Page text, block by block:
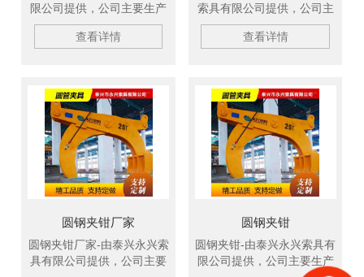
限公司提供，公司主要生产
柔性吊带、扁平吊装带、冶
金吊具、钢坯吊钩、C型吊
钢丝绳吊具、尼龙绳吊具、
起重链条成套索具、引纸
绳、注塑钢丝绳、软梯、安
全带等几大系列，欢迎新老
客户洽谈订购！
查看详情
索具有限公司提供，公司主
要生产柔性吊带、扁平吊装
带、冶金吊具、钢坯吊钩、
吊装带、钢丝绳吊具、尼龙
绳吊具、起重链条成套索
具、引纸绳、注塑钢丝绳、
软梯、安全带等几大系列，
欢迎新老客户洽谈订购！
查看详情
圆钢夹钳厂家
圆钢夹钳厂家-由泰兴永兴索
具有限公司提供，公司主要
圆钢夹钳
圆钢夹钳-由泰兴永兴索具有
限公司提供，公司主要生产